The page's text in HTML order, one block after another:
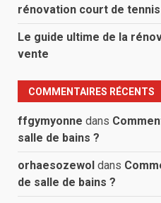
rénovation court de tennis
Le guide ultime de la
vente
COMMENTAIRES RÉCENTS
ffgymyonne dans
salle de bains ?
orhaesozewol dans
de salle de bains ?